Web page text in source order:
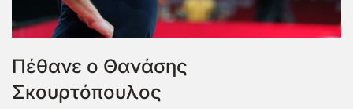
Πέθανε ο Θανάσης
Σκουρτόπουλος